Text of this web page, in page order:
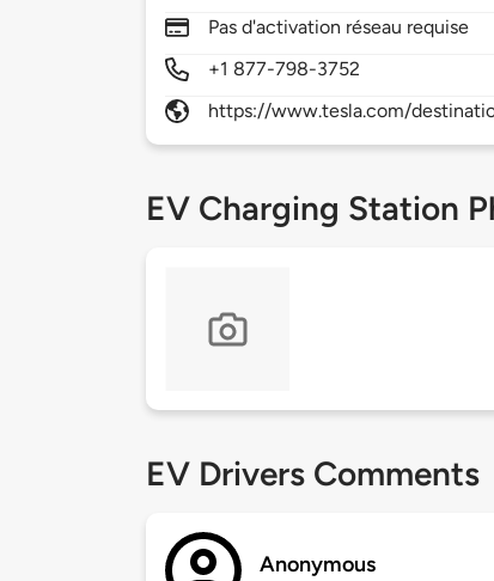
Pas d'activation réseau requise
+1 877-798-3752
https://www.tesla.com/
EV Charging Station
EV Drivers Comments
Anonymous